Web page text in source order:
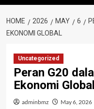
HOME 2026 MAY 6
EKONOMI GLOBAL
Uncategorized
Peran G20
Ekonomi Global
adminbmz May 6, 2026